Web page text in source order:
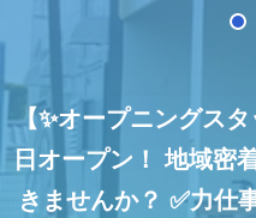
【✨オープニングスタ
日オープン！ 地域密
きませんか？ ✅力仕